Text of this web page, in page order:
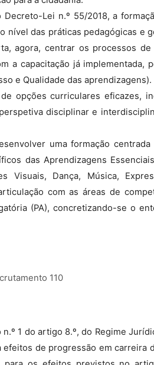
Decreto-Lei n.º 55/2018, a
nível das práticas pedagógicas e
agora, centrar os processos
a capacitação já implementada,
e Qualidade das aprendizagens).
opções curriculares eficazes,
disciplinar e
uma formação
das Aprendizagens
Visuais, Dança, Música,
com as áreas de
(PA), concretizando-se o
110
1 do artigo 8.º, do Regime
efeitos de progressão em carreira